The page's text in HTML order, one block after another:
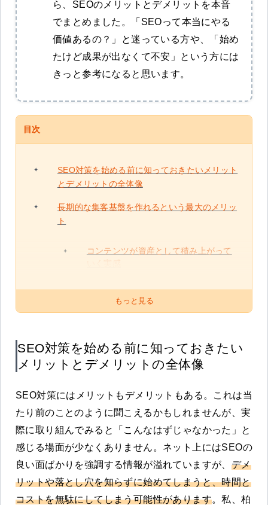
ら、SEOのメリットとデメリットを本音
でまとめました。「SEOって本当にやる
価値あるの？」と迷っている方や、「始め
たけど成果が出なくて不安」という方には
きっと参考になると思います。
目次
SEO対策を始める前に知っておきたいメリット
とデメリットの全体像
長期的な集客基盤を作れるという最大のメリッ
ト
コンテンツが資産として積み上がって
いく実感
もっと見る
SEO対策を始める前に知っておきたい
メリットとデメリットの全体像
SEO対策にはメリットもデメリットもある。これは当
たり前のことのように聞こえるかもしれませんが、実
際に取り組んでみると「こんなはずじゃなかった」と
感じる場面が少なくありません。ネット上にはSEOの
良い面ばかりを強調する情報が溢れていますが、 デメ
リットや落とし穴を知らずに始めてしまうと、時間と
コストを無駄にしてしまう可能性があります。私、柏